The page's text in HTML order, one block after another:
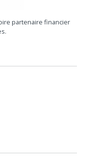
partenaire financier